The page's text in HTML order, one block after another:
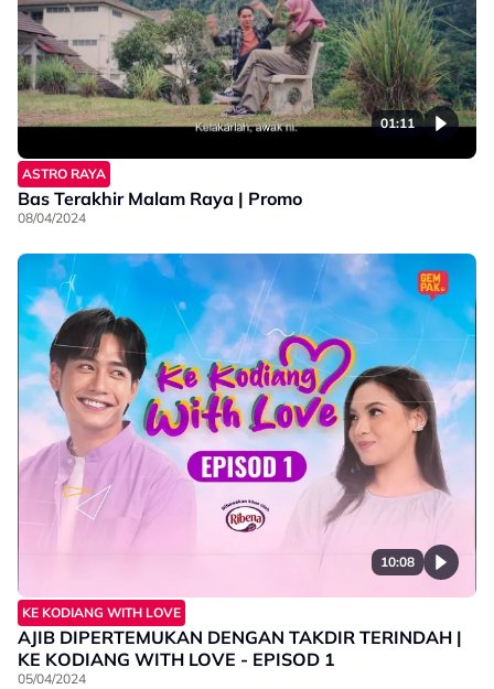
01:11
ASTRO RAYA
Bas Terakhir Malam Raya | Promo
08/04/2024
10:08
KE KODIANG WITH LOVE
AJIB DIPERTEMUKAN DENGAN TAKDIR TERINDAH |
KE KODIANG WITH LOVE - EPISOD 1
05/04/2024